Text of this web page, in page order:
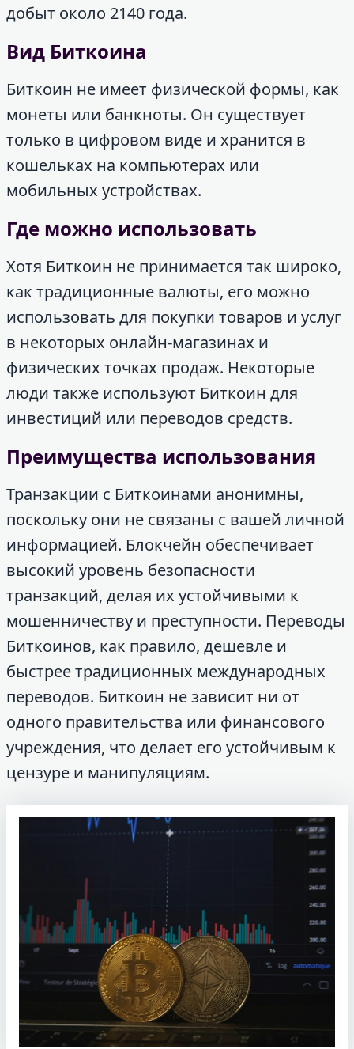
добыт около 2140 года.
Вид Биткоина
Биткоин не имеет физической формы, как
монеты или банкноты. Он существует
только в цифровом виде и хранится в
кошельках на компьютерах или
мобильных устройствах.
Где можно использовать
Хотя Биткоин не принимается так широко,
как традиционные валюты, его можно
использовать для покупки товаров и услуг
в некоторых онлайн-магазинах и
физических точках продаж. Некоторые
люди также используют Биткоин для
инвестиций или переводов средств.
Преимущества использования
Транзакции с Биткоинами анонимны,
поскольку они не связаны с вашей личной
информацией. Блокчейн обеспечивает
высокий уровень безопасности
транзакций, делая их устойчивыми к
мошенничеству и преступности. Переводы
Биткоинов, как правило, дешевле и
быстрее традиционных международных
переводов. Биткоин не зависит ни от
одного правительства или финансового
учреждения, что делает его устойчивым к
цензуре и манипуляциям.